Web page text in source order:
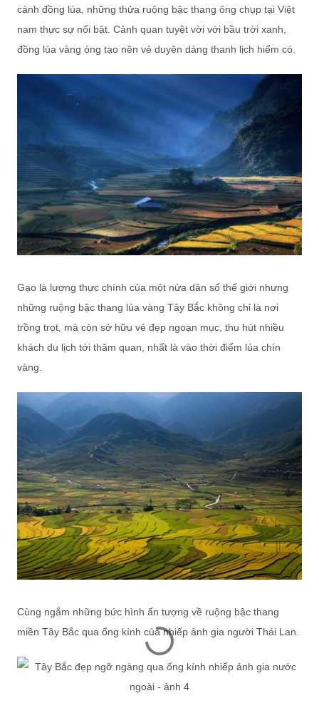
cánh đồng lúa, những thửa ruộng bậc thang ông chụp tại Việt
nam thực sự nổi bật. Cảnh quan tuyệt vời với bầu trời xanh,
đồng lúa vàng óng tạo nên vẻ duyên dáng thanh lịch hiếm có.
Gạo là lương thực chính của một nửa dân số thế giới nhưng
những ruộng bậc thang lúa vàng Tây Bắc không chỉ là nơi
trồng trọt, mà còn sở hữu vẻ đẹp ngoạn mục, thu hút nhiều
khách du lịch tới thăm quan, nhất là vào thời điểm lúa chín
vàng.
Cùng ngắm những bức hình ấn tượng về ruộng bậc thang
miền Tây Bắc qua ống kính của nhiếp ảnh gia người Thái Lan.